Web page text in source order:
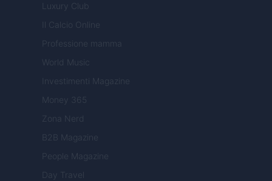
Luxury Club
Il Calcio Online
Professione mamma
World Music
Investimenti Magazine
Money 365
Zona Nerd
B2B Magazine
People Magazine
Day Travel